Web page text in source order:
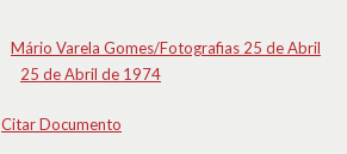
Mário Varela Gomes/Fotografias 25 de Abril
25 de Abril de 1974
Citar Documento